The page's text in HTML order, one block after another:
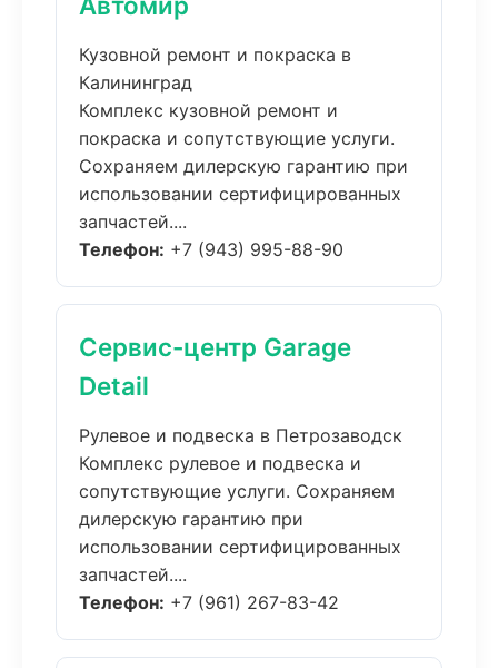
Кузовной ремонт и покраска в
Калининград
Комплекс кузовной ремонт и
покраска и сопутствующие услуги.
Сохраняем дилерскую гарантию при
использовании сертифицированных
запчастей....
Телефон: +7 (943) 995-88-90
Сервис-центр Garage
Detail
Рулевое и подвеска в Петрозаводск
Комплекс рулевое и подвеска и
сопутствующие услуги. Сохраняем
дилерскую гарантию при
использовании сертифицированных
запчастей....
Телефон: +7 (961) 267-83-42